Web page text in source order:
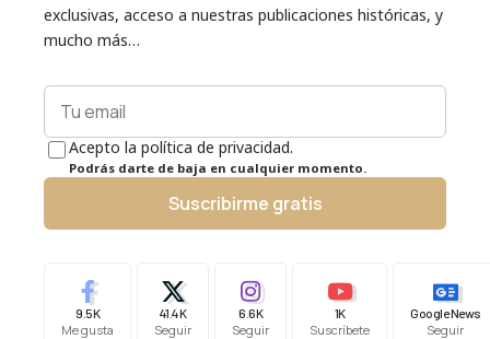
exclusivas, acceso a nuestras publicaciones históricas, y
mucho más…
Acepto la política de privacidad.
Podrás darte de baja en cualquier momento.
Suscribirme gratis
9.5K
Me gusta
41.4K
Seguir
6.6K
Seguir
1K
Suscríbete
Google News
Seguir